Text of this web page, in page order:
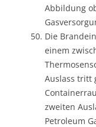
Abbildung
Die
einem
Auslass tritt
zweiten
Petroleum